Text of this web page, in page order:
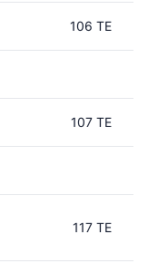
106 TE
107 TE
117 TE